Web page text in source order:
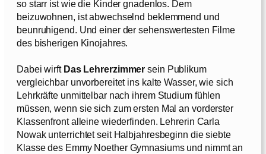
so starr ist wie die Kinder gnadenlos. Dem
beizuwohnen, ist abwechselnd beklemmend und
beunruhigend. Und einer der sehenswertesten Filme
des bisherigen Kinojahres.
Dabei wirft Das Lehrerzimmer sein Publikum
vergleichbar unvorbereitet ins kalte Wasser, wie sich
Lehrkräfte unmittelbar nach ihrem Studium fühlen
müssen, wenn sie sich zum ersten Mal an vorderster
Klassenfront alleine wiederfinden. Lehrerin Carla
Nowak unterrichtet seit Halbjahresbeginn die siebte
Klasse des Emmy Noether Gymnasiums und nimmt an